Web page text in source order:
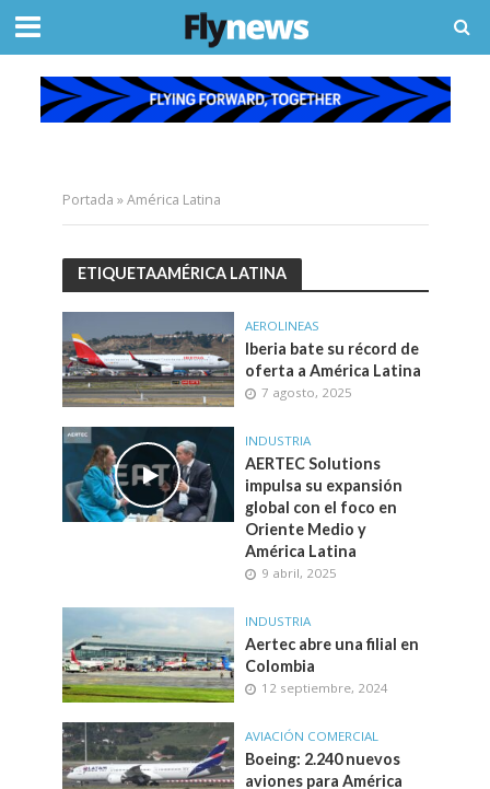
Portada »América Latina
ETIQUETAAMÉRICA LATINA
AEROLINEAS
Iberia bate su récord de
oferta a América Latina
7 agosto, 2025
INDUSTRIA
AERTEC Solutions
impulsa su expansión
global con el foco en
Oriente Medio y
América Latina
9 abril, 2025
INDUSTRIA
Aertec abre una filial en
Colombia
12 septiembre, 2024
AVIACIÓN COMERCIAL
Boeing: 2.240 nuevos
aviones para América